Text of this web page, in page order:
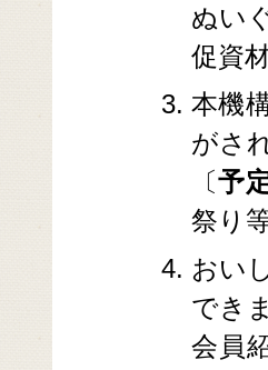
ぬい
促資
本機
がさ
〔予
祭り
おい
でき
会員